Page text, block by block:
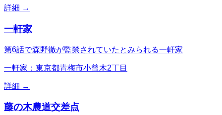
詳細 →
一軒家
第6話で森野徹が監禁されていたとみられる一軒家
一軒家：東京都青梅市小曾木2丁目
詳細 →
藤の木農道交差点